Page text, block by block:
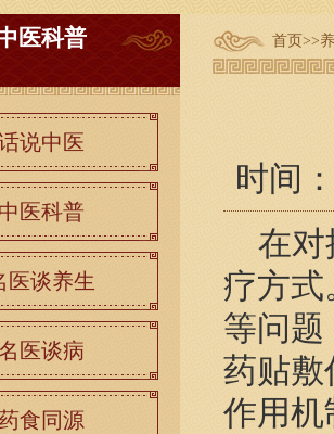
首页>>
时间
在对
疗方式
等问
药贴敷
作用
医科普
说中医
中医科普
医谈养生
医谈病
食同源